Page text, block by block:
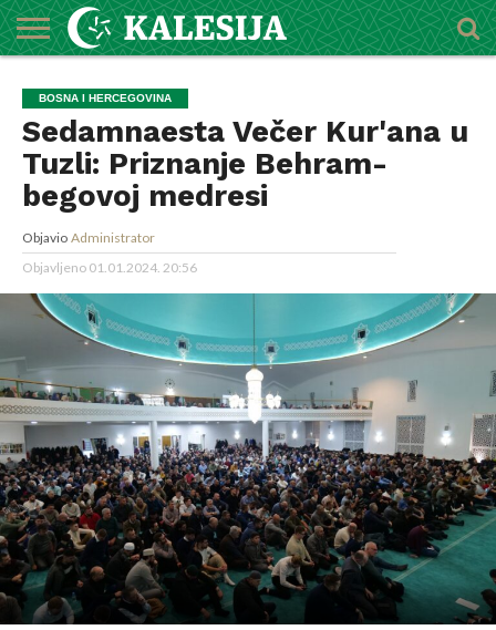
O
MEDŽLISU
DŽEMATI
IMAMI
MEKTEBSKI
CENTAR
VIJESTI
HUTBE
NAJAVE
KALENDAR
KONTAKT
BOSNA I HERCEGOVINA
Sedamnaesta Večer Kur'ana u
Tuzli: Priznanje Behram-
begovoj medresi
Objavio Administrator
Objavljeno 01.01.2024. 20:56